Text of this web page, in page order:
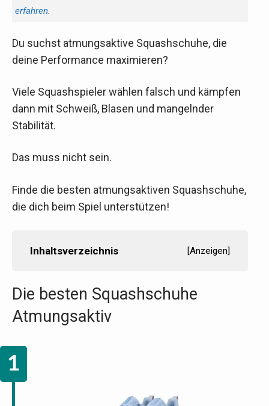
erfahren.
Du suchst atmungsaktive Squashschuhe, die
deine Performance maximieren?
Viele Squashspieler wählen falsch und kämpfen
dann mit Schweiß, Blasen und mangelnder
Stabilität.
Das muss nicht sein.
Finde die besten atmungsaktiven Squashschuhe,
die dich beim Spiel unterstützen!
Inhaltsverzeichnis [Anzeigen]
Die besten Squashschuhe
Atmungsaktiv